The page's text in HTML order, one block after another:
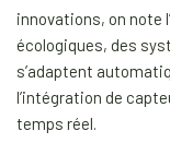
innovations, on note
écologiques, des
s’adaptent
l’intégration de
temps réel.